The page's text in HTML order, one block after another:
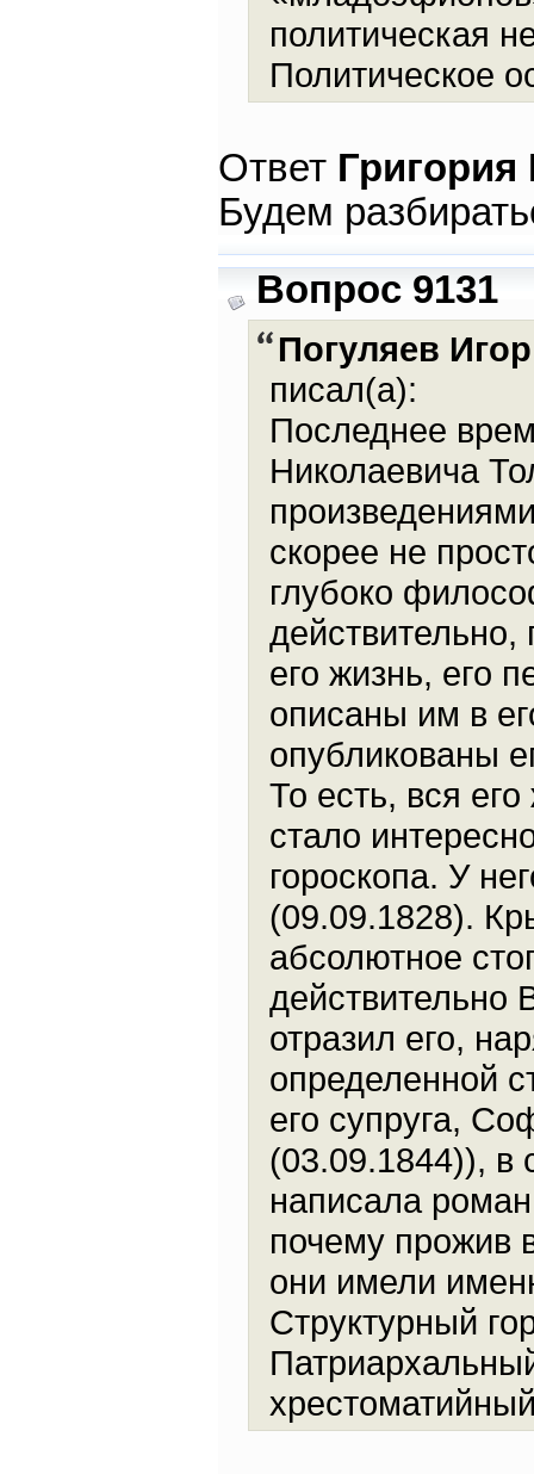
политическая
Политическое
Ответ
Будем
Вопрос 9131
Погуляев
писал(а):
Последнее
Николаевича
скорее не
глубоко
действительно,
его жизнь, его
описаны им в
опубликованы
То есть, вся
стало
гороскопа. У
(09.09.1828).
абсолютное
действительно
отразил его,
определенной
его супруга,
(03.09.1844)), в
написала
почему прожив
они имели
Структурный